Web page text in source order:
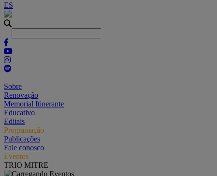
ES
Sobre
Renovação
Memorial Itinerante
Educativo
Editais
Programação
Publicações
Fale conosco
Eventos
TRIO MITRE